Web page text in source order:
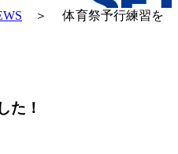
＞ 体育祭予行練習を
た！